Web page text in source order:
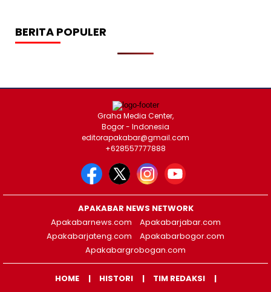
BERITA POPULER
Graha Media Center,
Bogor - Indonesia
editorapakabar@gmail.com
+628557777888
APAKABAR NEWS NETWORK
Apakabarnews.com
Apakabarjabar.com
Apakabarjateng.com
Apakabarbogor.com
Apakabargrobogan.com
HOME HISTORI
TIM REDAKSI